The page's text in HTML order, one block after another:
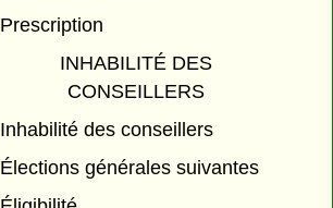
Prescription
INHABILITÉ DES
CONSEILLERS
Inhabilité des conseillers
Élections générales suivantes